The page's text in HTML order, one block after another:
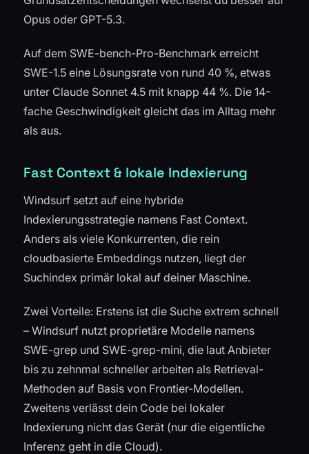
Opus oder GPT-5.3.
Auf dem SWE-bench-Pro-Benchmark erreicht
SWE-1.5 eine Lösungsrate von rund 40 %, etwas
unter Claude Sonnet 4.5 mit knapp 44 %. Die 14-
fache Geschwindigkeit gleicht das im Alltag mehr
als aus.
Fast Context & lokale Indexierung
Windsurf setzt auf eine hybride
Indexierungsstrategie namens Fast Context.
Anders als viele Konkurrenten, die rein
cloudbasierte Embeddings nutzen, liegt der
Suchindex primär lokal auf deiner Maschine.
Zwei Vorteile: Erstens ist die Suche extrem schnell
– Windsurf nutzt proprietäre Modelle namens
SWE-grep und SWE-grep-mini, die laut Anbieter
bis zu zehnmal schneller arbeiten als Retrieval-
Methoden auf Basis von Frontier-Modellen.
Zweitens verlässt dein Code bei lokaler
Indexierung nicht das Gerät (nur die eigentliche
Inferenz geht in die Cloud).